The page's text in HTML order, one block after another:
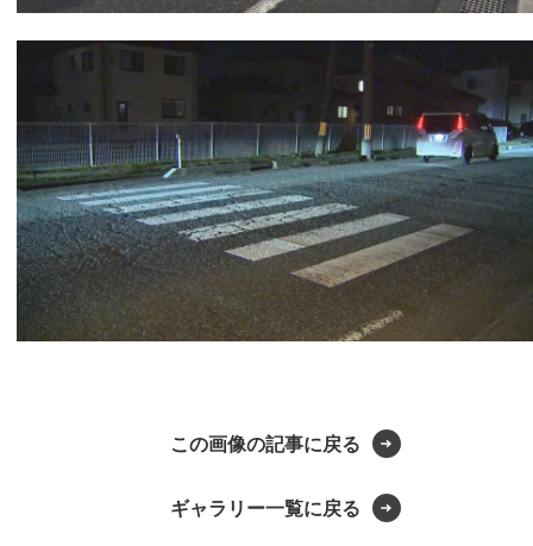
この画像の記事に戻る
ギャラリー一覧に戻る